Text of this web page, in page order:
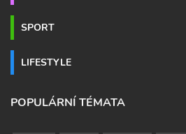
SPORT
LIFESTYLE
POPULÁRNÍ TÉMATA